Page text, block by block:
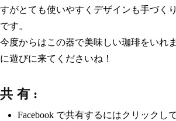
すがとても使いやすくデザインも手づく
です。
今度からはこの器で美味しい珈琲をいれ
に遊びに来てくださいね！
共有:
Facebook で共有するにはクリックし